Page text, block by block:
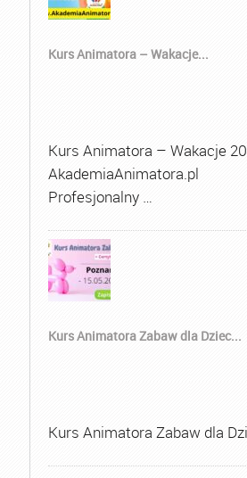
Kurs Animatora – Wakacje...
Kurs Animatora – Wakacje
AkademiaAnimatora.pl
Profesjonalny …
Kurs Animatora Zabaw dla Dziec...
Kurs Animatora Zabaw dla